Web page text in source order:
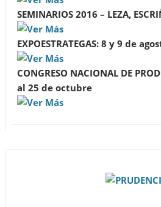
SEMINARIOS 2016 – LEZA,
EXPOESTRATEGAS: 8 y 9 de
CONGRESO NACIONAL DE
al 25 de octubre